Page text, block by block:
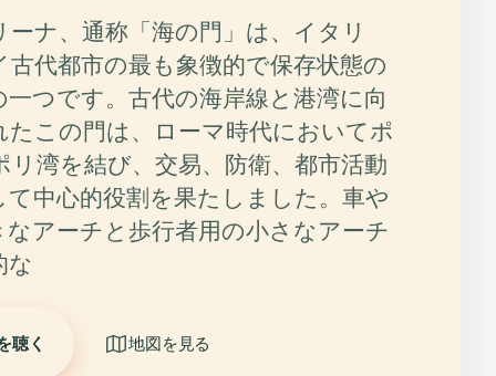
ナ、通称「海の門」は、イタリ
代都市の最も象徴的で保存状態の
つです。古代の海岸線と港湾に向
たこの門は、ローマ時代においてポ
湾を結び、交易、防衛、都市活動
中心的役割を果たしました。車や
アーチと歩行者用の小さなアーチ
な
聴く 地図を見る